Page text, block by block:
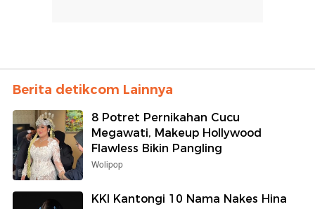
Berita detikcom Lainnya
8 Potret Pernikahan Cucu
Megawati, Makeup Hollywood
Flawless Bikin Pangling
Wolipop
KKI Kantongi 10 Nama Nakes Hina